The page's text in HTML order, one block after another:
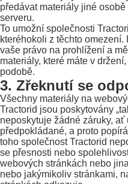
předávat materiály jiné osobě
serveru.
To umožní společnosti
kteréhokoli z těchto
vaše právo na prohlížení a
materiály, které máte v
podobě.
3. Zřeknutí se
Všechny materiály na
Tractorid jsou poskytovány
neposkytuje žádné záruky,
předpokládané, a proto
toho společnost Tractorid
se přesnosti nebo
webových stránkách nebo
nebo jakýmikoliv stránkami,